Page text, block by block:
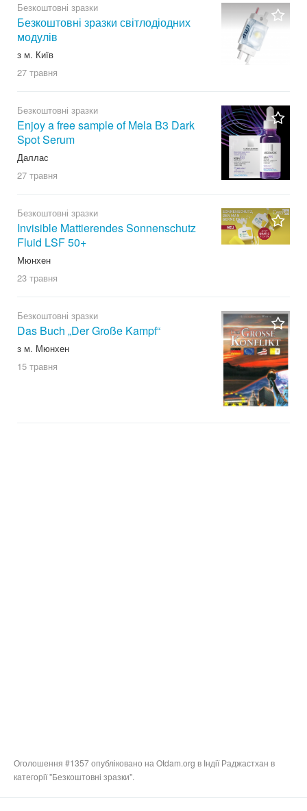
Безкоштовні зразки
Безкоштовні зразки світлодіодних
модулів
з м. Київ
27 травня
Безкоштовні зразки
Enjoy a free sample of Mela B3 Dark
Spot Serum
Даллас
27 травня
Безкоштовні зразки
Invisible Mattierendes Sonnenschutz
Fluid LSF 50+
Мюнхен
23 травня
Безкоштовні зразки
Das Buch „Der Große Kampf“
з м. Мюнхен
15 травня
Оголошення #1357 опубліковано на Otdam.org в Індії Раджастхан в
категорії "Безкоштовні зразки".